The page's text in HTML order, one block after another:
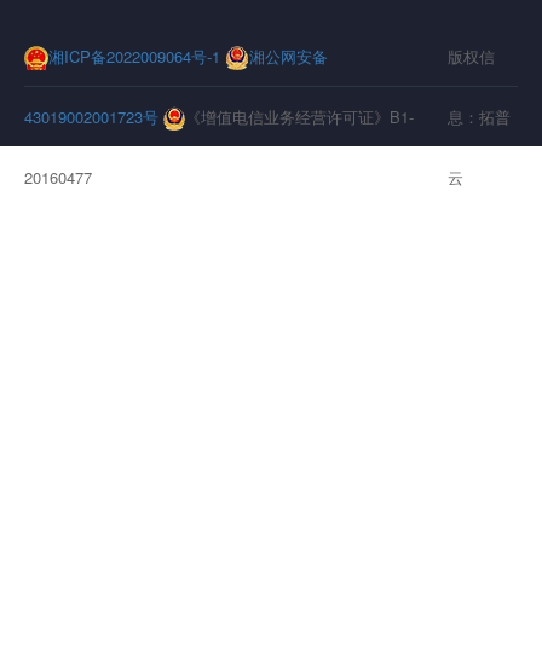
湘ICP备2022009064号-1 湘公网安备
43019002001723号 《增值电信业务经营许可证》B1-
20160477
版权信
息：拓普
云